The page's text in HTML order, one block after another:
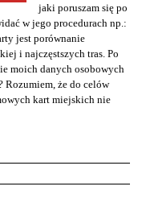
jaki poruszam się po
w jego procedurach np.:
jest porównanie
i najczęstszych tras. Po
moich danych osobowych
że do celów
kart miejskich nie